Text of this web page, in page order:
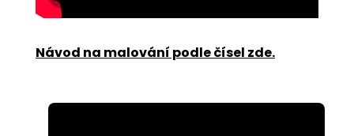
Návod na malování podle čísel zde.